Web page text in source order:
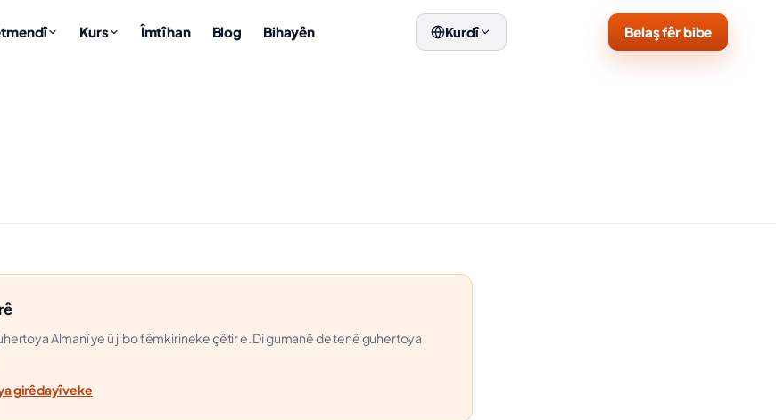
Kurdî
Kurs Îmtîhan Blog Bihayên Belaş fêr bibe
Almanî ye û ji bo fêmkirineke çêtir e. Di gumanê de tenê guhertoya
girêdayî veke